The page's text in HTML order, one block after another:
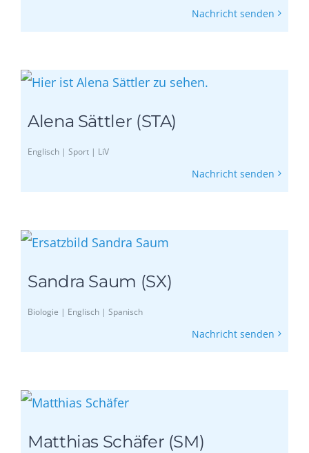
Nachricht senden
Alena Sättler (STA)
Englisch | Sport | LiV
Nachricht senden
Sandra Saum (SX)
Biologie | Englisch | Spanisch
Nachricht senden
Matthias Schäfer (SM)